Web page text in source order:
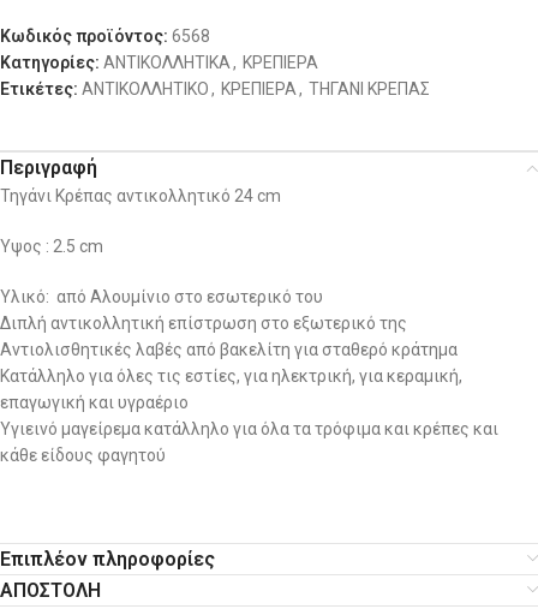
Κωδικός προϊόντος: 6568
Κατηγορίες: ΑΝΤΙΚΟΛΛΗΤΙΚΑ, ΚΡΕΠΙΕΡΑ
Ετικέτες: ΑΝΤΙΚΟΛΛΗΤΙΚΟ, ΚΡΕΠΙΕΡΑ, ΤΗΓΑΝΙ ΚΡΕΠΑΣ
Περιγραφή
Τηγάνι Κρέπας αντικολλητικό 24 cm
Ύψος : 2.5 cm
Υλικό: από Αλουμίνιο στο εσωτερικό του
Διπλή αντικολλητική επίστρωση στο εξωτερικό της
Αντιολισθητικές λαβές από βακελίτη για σταθερό κράτημα
Κατάλληλο για όλες τις εστίες, για ηλεκτρική, για κεραμική,
επαγωγική και υγραέριο
Υγιεινό μαγείρεμα κατάλληλο για όλα τα τρόφιμα και κρέπες και
κάθε είδους φαγητού
Επιπλέον πληροφορίες
ΑΠΟΣΤΟΛΗ